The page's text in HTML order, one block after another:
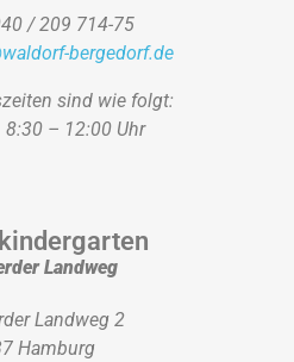
/ 209 714-75
bergedorf.de
sind wie folgt:
8:30 – 12:00 Uhr
Landweg
Landweg 2
Hamburg